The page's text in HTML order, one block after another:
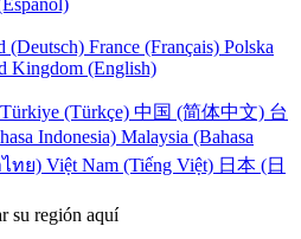
(Deutsch) France (Français) Polska
Kingdom (English)
Türkiye (Türkçe) 中国 (简体中文) 台
Indonesia) Malaysia (Bahasa
ทย) Việt Nam (Tiếng Việt) 日本 (日
su región aquí